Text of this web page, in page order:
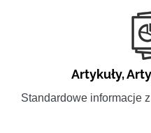
Artykuły,
Standardowe informacje